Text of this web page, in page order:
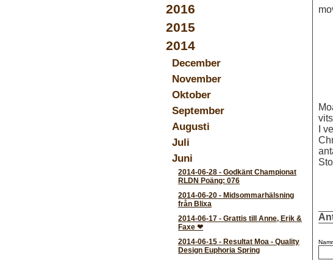
2016
2015
2014
December
November
Oktober
September
Augusti
Juli
Juni
2014-06-28 - Godkänt Championat
RLDN Poäng: 076
2014-06-20 - Midsommarhälsning
från Blixa
2014-06-17 - Grattis till Anne, Erik &
Faxe ❤
2014-06-15 - Resultat Moa - Quality
Design Euphoria Spring
I